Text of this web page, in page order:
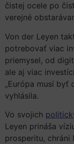
čistej ocele po
verejné
Von der Leyen
potrebovať viac
priemysel, od
ale aj viac
„Európa musí byť
vyhlásila.
Vo svojich
Leyen prináša
prosperitu, chráni